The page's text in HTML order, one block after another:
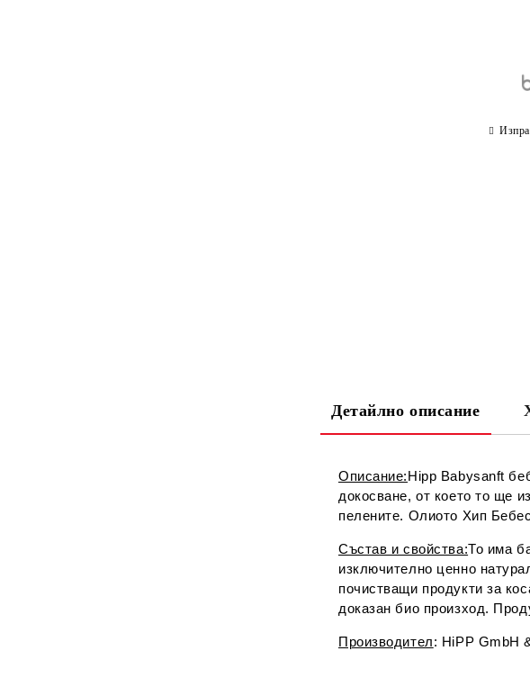
Детайлно описание
Описание:Hipp Babysanft
докосване, от което то ще
пелените. Олиото Хип
Състав и свойства:То има
изключително ценно
почистващи продукти за
доказан био произход.
Производител: HiPP GmbH